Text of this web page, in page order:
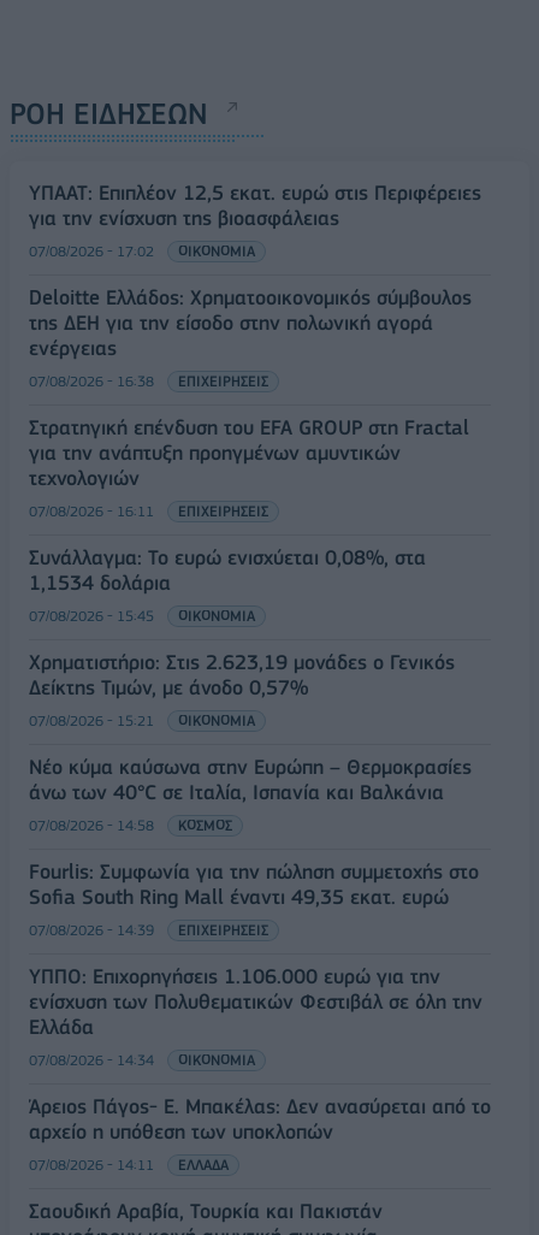
ΡΟΗ ΕΙΔΗΣΕΩΝ
ΥΠΑΑΤ: Επιπλέον 12,5 εκατ. ευρώ στις Περιφέρειες
για την ενίσχυση της βιοασφάλειας
07/08/2026 - 17:02 ΟΙΚΟΝΟΜΙΑ
Deloitte Ελλάδος: Χρηματοοικονομικός σύμβουλος
της ΔΕΗ για την είσοδο στην πολωνική αγορά
ενέργειας
07/08/2026 - 16:38 ΕΠΙΧΕΙΡΗΣΕΙΣ
Στρατηγική επένδυση του EFA GROUP στη Fractal
για την ανάπτυξη προηγμένων αμυντικών
τεχνολογιών
07/08/2026 - 16:11 ΕΠΙΧΕΙΡΗΣΕΙΣ
Συνάλλαγμα: Το ευρώ ενισχύεται 0,08%, στα
1,1534 δολάρια
07/08/2026 - 15:45 ΟΙΚΟΝΟΜΙΑ
Χρηματιστήριο: Στις 2.623,19 μονάδες ο Γενικός
Δείκτης Τιμών, με άνοδο 0,57%
07/08/2026 - 15:21 ΟΙΚΟΝΟΜΙΑ
Νέο κύμα καύσωνα στην Ευρώπη – Θερμοκρασίες
άνω των 40°C σε Ιταλία, Ισπανία και Βαλκάνια
07/08/2026 - 14:58 ΚΟΣΜΟΣ
Fourlis: Συμφωνία για την πώληση συμμετοχής στο
Sofia South Ring Mall έναντι 49,35 εκατ. ευρώ
07/08/2026 - 14:39 ΕΠΙΧΕΙΡΗΣΕΙΣ
ΥΠΠΟ: Επιχορηγήσεις 1.106.000 ευρώ για την
ενίσχυση των Πολυθεματικών Φεστιβάλ σε όλη την
Ελλάδα
07/08/2026 - 14:34 ΟΙΚΟΝΟΜΙΑ
Άρειος Πάγος- Ε. Μπακέλας: Δεν ανασύρεται από το
αρχείο η υπόθεση των υποκλοπών
07/08/2026 - 14:11 ΕΛΛΑΔΑ
Σαουδική Αραβία, Τουρκία και Πακιστάν